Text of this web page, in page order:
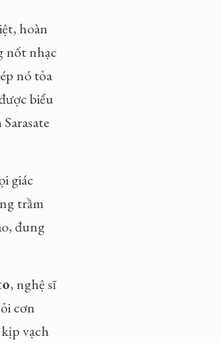
hoàn
nốt nhạc
nó tỏa
biểu
giác
trầm
đung
, nghệ sĩ
cơn
vạch